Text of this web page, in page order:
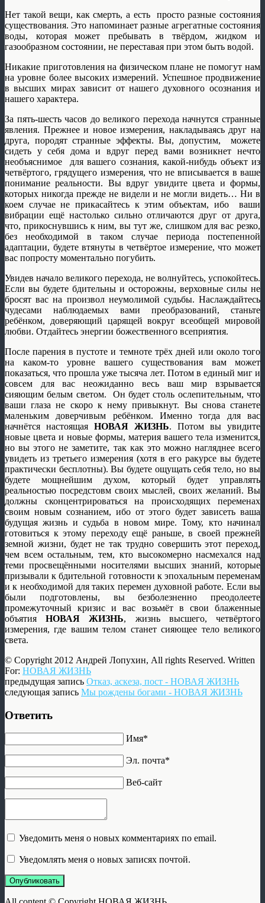
Нет такой вещи, как смерть, а есть просто разные состояния
существования. Это напоминает разные агрегатные состояния
воды, которая может пребывать в твёрдом, жидком и
газообразном состоянии, не переставая при этом быть водой.
Никакие приготовления на физическом плане не помогут нам
на уровне более высоких измерений. Успешное продвижение
в высших мирах зависит от нашего духовного осознания и
нашего характера.
За пять-шесть часов до великого перехода начнутся странные
явления. Прежнее и новое измерения, накладываясь друг на
друга, породят странные эффекты. Вы, допустим, можете
сидеть у себя дома и вдруг перед вами возникнет нечто
необъяснимое для вашего сознания, какой-нибудь объект из
четвёртого, грядущего измерения, что не вписывается в ваше
понимание реальности. Вы вдруг увидите цвета и формы,
которых никогда прежде не видели и не могли видеть… Ни в
коем случае не прикасайтесь к этим объектам, ибо ваши
вибрации ещё настолько сильно отличаются друг от друга,
что, прикоснувшись к ним, вы тут же, слишком для вас резко,
без необходимой в таком случае периода постепенной
адаптации, будете втянуты в четвёртое измерение, что может
вас попросту моментально погубить.
Увидев начало великого перехода, не волнуйтесь, успокойтесь.
Если вы будете бдительны и осторожны, верховные силы не
бросят вас на произвол неумолимой судьбы. Наслаждайтесь
чудесами наблюдаемых вами преобразований, станьте
ребёнком, доверяющий царящей вокруг всеобщей мировой
любви. Отдайтесь энергии божественного всеприятия.
После парения в пустоте и темноте трёх дней или около того
на каком-то уровне вашего существования вам может
показаться, что прошла уже тысяча лет. Потом в единый миг и
совсем для вас неожиданно весь ваш мир взрывается
сияющим белым светом. Он будет столь ослепительным, что
ваши глаза не скоро к нему привыкнут. Вы снова станете
маленьким доверчивым ребёнком. Именно тогда для вас
начнётся настоящая НОВАЯ ЖИЗНЬ. Потом вы увидите
новые цвета и новые формы, материя вашего тела изменится,
но вы этого не заметите, так как это можно нагляднее всего
увидеть из третьего измерения (хотя в его ракурсе вы будете
практически бесплотны). Вы будете ощущать себя тело, но вы
будете мощнейшим духом, который будет управлять
реальностью посредстовм своих мыслей, своих желаний. Вы
должны сконцентрироваться на происходящих переменах
своим новым сознанием, ибо от этого будет зависеть ваша
будущая жизнь и судьба в новом мире. Тому, кто начинал
готовиться к этому переходу ещё раньше, в своей прежней
земной жизни, будет не так трудно совершить этот переход,
чем всем остальным, тем, кто высокомерно насмехался над
теми просвещёнными носителями высших знаний, которые
призывали к бдительной готовности к эпохальным переменам
и к необходимой для таких перемен духовной работе. Если вы
были подготовлены, вы безболезненно преодолеете
промежуточный кризис и вас возьмёт в свои блаженные
объятияНОВАЯ ЖИЗНЬ, жизнь высшего, четвёртого
измерения, где вашим телом станет сияющее тело великого
света.
© Copyright 2012 Андрей Лопухин, All rights Reserved. Written
For: НОВАЯ ЖИЗНЬ
предыдущая запись Отказ, аскеза, пост - НОВАЯ ЖИЗНЬ
следующая запись Мы рождены богами - НОВАЯ ЖИЗНЬ
Ответить
Имя*
Эл. почта*
Веб-сайт
Уведомить меня о новых комментариях по email.
Уведомлять меня о новых записях почтой.
Опубликовать